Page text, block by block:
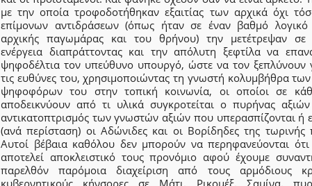
με την οποία τροφοδοτήθηκαν εξαιτίας των αρχικά όχι
επίμονων αντιδράσεων (όπως ήταν σε έναν βαθμό λογικό
αρχικής παγωμάρας και του θρήνου) την μετέτρεψαν σε
ενέργεια διαπράττοντας και την απόλυτη ξεφτίλα να
ψηφοδέλτια τον υπεύθυνο υπουργό, ώστε να τον
τις ευθύνες του, χρησιμοποιώντας τη γνωστή κολυμβήθρα
ψηφοφόρων του στην τοπική κοινωνία, οι οποίοι σε
αποδεικνύουν από τι υλικά συγκροτείται ο πυρήνας
αντικατοπτρισμός των γνωστών αξιών που υπερασπίζονται ή
(ανά περίσταση) οι Αδώνιδες και οι Βορίδηδες της τωρινής
Αυτοί βέβαια καθόλου δεν μπορούν να περηφανεύονται
αποτελεί αποκλειστικό τους προνόμιο αφού έχουμε
παρελθόν παρόμοια διαχείριση από τους αρμόδιους